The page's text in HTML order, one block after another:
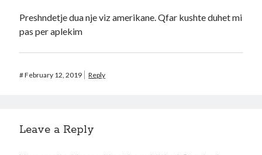
Preshndetje dua nje viz amerikane. Qfar kushte duhet mi
pas per aplekim
#February 12, 2019 Reply
Leave a Reply